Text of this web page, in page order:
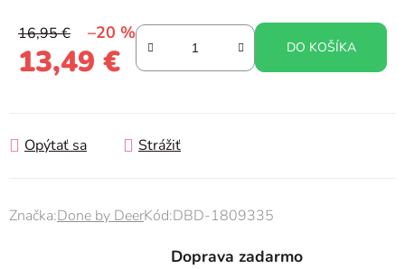
16,95 € –20 %
13,49 € DO KOŠÍKA
Opýtať sa Strážiť
Značka:Done by DeerKód:DBD-1809335
Doprava zadarmo